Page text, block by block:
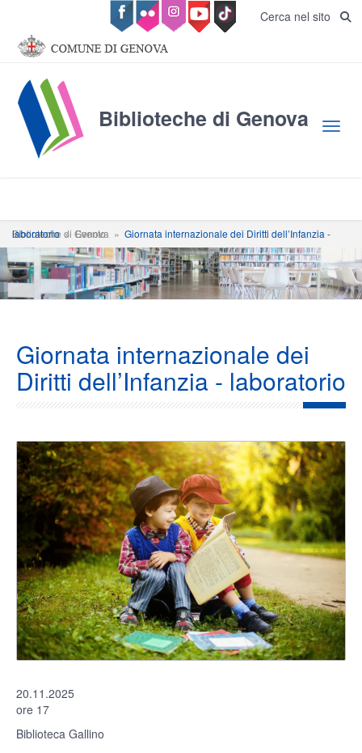
Salta al contenuto principale Cerca nel sito
Biblioteche di Genova
Biblioteche di Genova »
Giornata internazionale dei Diritti dell’Infanzia - laboratorio»Evento
Giornata internazionale dei
Diritti dell’Infanzia - laboratorio
20.11.2025
ore 17
Biblioteca Gallino